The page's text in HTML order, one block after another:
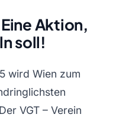
Aktion,
soll!
wird Wien zum
VGT – Verein